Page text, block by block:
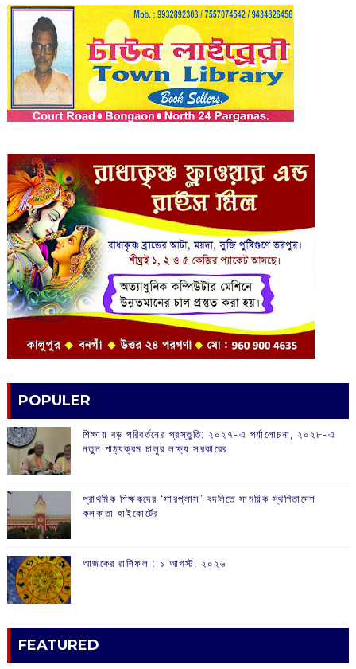
POPULER
শিক্ষায় বড় পরিবর্তনের প্রস্তুতি: ২০২৭-এ পর্যালোচনা, ২০২৮-এ
নতুন পাঠ্যক্রম চালুর লক্ষ্য সরকারের
প্রাথমিক শিক্ষকদের ‘সারপ্লাস’ বদলিতে সাময়িক স্থগিতাদেশ
কলকাতা হাইকোর্টের
আজকের রাশিফল :‌ ‌‌১ আগস্ট, ২০২৬
FEATURED